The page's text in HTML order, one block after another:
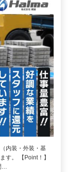
内装・外装・基
す。 【Point！】
…